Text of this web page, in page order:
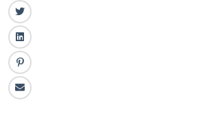
ا
ي
س
ب
و
ك
ت
و
ي
ت
ر
ل
ي
ن
ك
ـ
ب
ن
تا